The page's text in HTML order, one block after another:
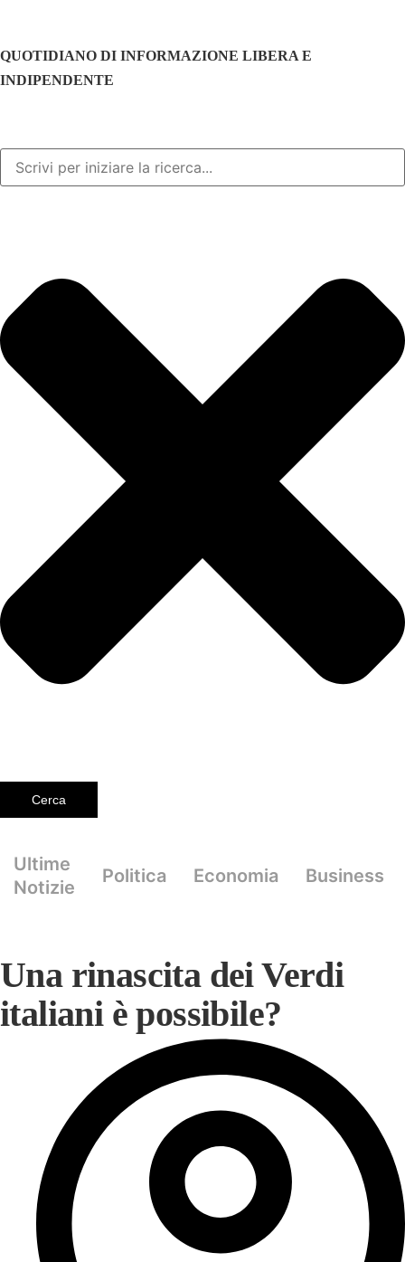
QUOTIDIANO DI INFORMAZIONE LIBERA E
INDIPENDENTE
Cerca
Ultime
Notizie
Politica Economia Business
Una rinascita dei Verdi
italiani è possibile?